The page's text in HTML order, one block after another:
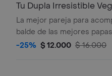
Tu Dupla Irresistible
La mejor pareja para
balde de las mejores
promoción que te permite
-25% $ 12.000 $ 16.000